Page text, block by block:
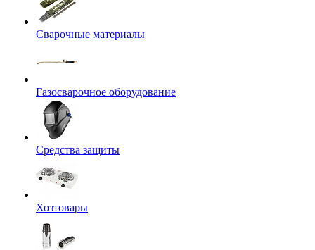
Сварочные материалы
Газосварочное оборудование
Средства защиты
Хозтовары